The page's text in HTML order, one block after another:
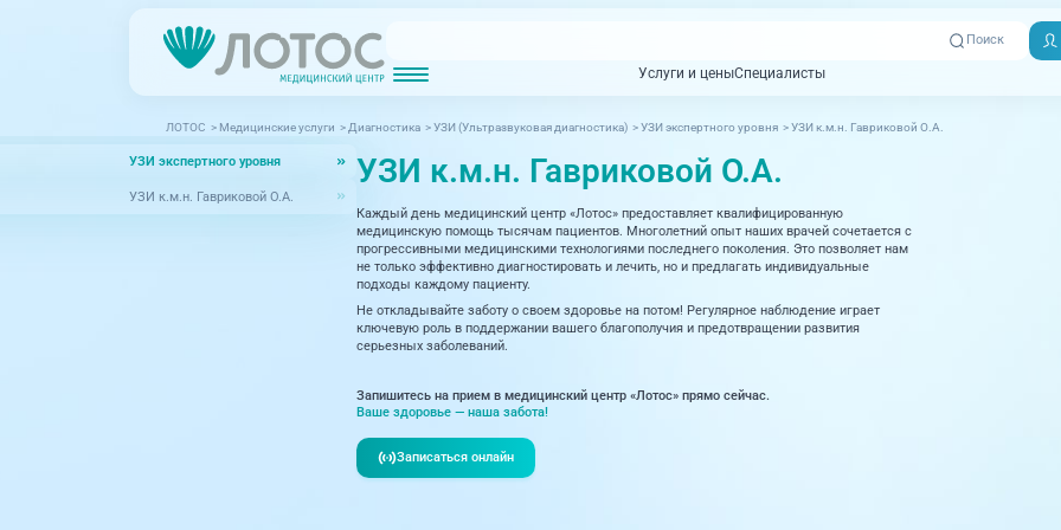
Поиск
Услуги и ценыСпециалисты
ЛОТОС > Медицинские услуги >Диагностика >УЗИ (Ультразвуковая диагностика) >УЗИ экспертного уровня >УЗИ к.м.н. Гавриковой О.А.
УЗИ экспертного уровня
УЗИ к.м.н. Гавриковой О.А.
УЗИ к.м.н. Гавриковой О.А.
Каждый день медицинский центр «Лотос» предоставляет квалифицированную
медицинскую помощь тысячам пациентов. Многолетний опыт наших врачей сочетается с
прогрессивными медицинскими технологиями последнего поколения. Это позволяет нам
не только эффективно диагностировать и лечить, но и предлагать индивидуальные
подходы каждому пациенту.
Не откладывайте заботу о своем здоровье на потом! Регулярное наблюдение играет
ключевую роль в поддержании вашего благополучия и предотвращении развития
серьезных заболеваний.
Запишитесь на прием в медицинский центр «Лотос» прямо сейчас.
Ваше здоровье — наша забота!
Записаться онлайн
Акции
Превентэйдж
Пациентам
МРТ (Магнитно-резонансная томография)КТ (Компьютерная томография)УЗИ (Ультразвуковая диагностика)
Дерматовенерология
Интегративная медицина
Инфекционный кабинет
Кардиология
Неврология, рефлексотерапия
Онкология, маммология
Оториноларингология
Офтальмология
Проктология